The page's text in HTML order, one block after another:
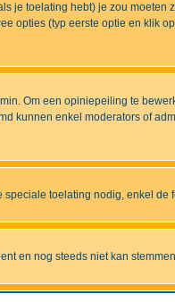
je toelating hebt) je zou moeten
opties (typ eerste optie en klik
Om een opiniepeiling te
kunnen enkel moderators of
toelating nodig, enkel
en nog steeds niet kan